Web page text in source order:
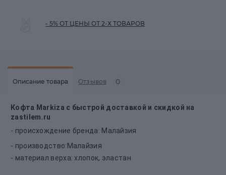
- 5% ОТ ЦЕНЫ ОТ 2-Х ТОВАРОВ
Описание товара Отзывов 0
Кофта Markiza с быстрой доставкой и скидкой на
zastilem.ru
- происхождение бренда: Малайзия
- производство:Малайзия
- материал верха: хлопок, эластан